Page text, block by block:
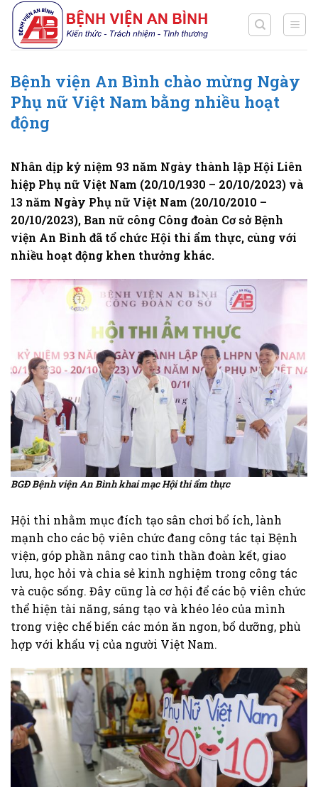
Chuyển
đến
nội
Bệnh viện An Bình chào mừng Ngày
Phụ nữ Việt Nam bằng nhiều hoạt
động
Nhân dịp kỷ niệm 93 năm Ngày thành lập Hội Liên
hiệp Phụ nữ Việt Nam (20/10/1930 – 20/10/2023) và
13 năm Ngày Phụ nữ Việt Nam (20/10/2010 –
20/10/2023), Ban nữ công Công đoàn Cơ sở Bệnh
viện An Bình đã tổ chức Hội thi ẩm thực, cùng với
nhiều hoạt động khen thưởng khác.
BGĐ Bệnh viện An Bình khai mạc Hội thi ẩm thực
Hội thi nhằm mục đích tạo sân chơi bổ ích, lành
mạnh cho các bộ viên chức đang công tác tại Bệnh
viện, góp phần nâng cao tinh thần đoàn kết, giao
lưu, học hỏi và chia sẻ kinh nghiệm trong công tác
và cuộc sống. Đây cũng là cơ hội để các bộ viên chức
thể hiện tài năng, sáng tạo và khéo léo của mình
trong việc chế biến các món ăn ngon, bổ dưỡng, phù
hợp với khẩu vị của người Việt Nam.